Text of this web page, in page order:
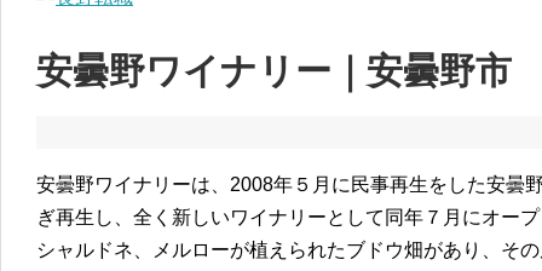
安曇野ワイナリー｜安曇野市
安曇野ワイナリーは、2008年５月に民事再生をした安曇
ぎ再生し、全く新しいワイナリーとして同年７月にオー
シャルドネ、メルローが植えられたブドウ畑があり、そ